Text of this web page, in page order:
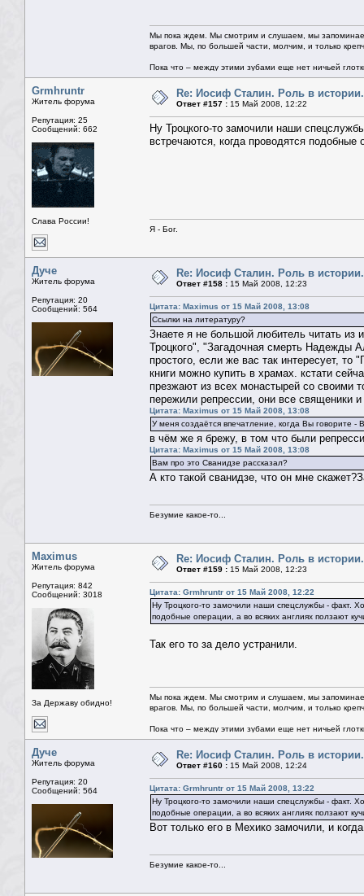
Мы пока ждем. Мы смотрим и слушаем, мы
врагов. Мы, по большей части, молчим, и только
Пока что – между этими зубами еще нет ничьей
Grmhruntr
Житель форума
Репутация: 25
Сообщений: 662
Слава России!
Re: Иосиф Сталин. Роль в истории.
Ответ #157 : 15 Май 2008, 12:22
Ну Троцкого-то замочили наши
встречаются, когда проводятся подобные
Я - Бог.
Дуче
Житель форума
Репутация: 20
Сообщений: 564
Re: Иосиф Сталин. Роль в истории.
Ответ #158 : 15 Май 2008, 12:23
Цитата: Maximus от 15 Май 2008, 13:08
Ссылки на литературу?
Знаете я не большой любитель читать из
Троцкого", "Загадочная смерть Надежды
простого, если же вас так интересует,
книги можно купить в храмах. кстати
презжают из всех монастырей со своими
пережили репрессии, они все священики
Цитата: Maximus от 15 Май 2008, 13:08
У меня создаётся впечатление, когда Вы говорите -
в чём же я брежу, в том что были
Цитата: Maximus от 15 Май 2008, 13:08
Вам про это Сванидзе рассказал?
А кто такой сванидзе, что он мне
Безумие какое-то...
Maximus
Житель форума
Репутация: 842
Сообщений: 3018
За Державу обидно!
Re: Иосиф Сталин. Роль в истории.
Ответ #159 : 15 Май 2008, 12:23
Цитата: Grmhruntr от 15 Май 2008, 12:22
Ну Троцкого-то замочили наши спецслужбы - факт.
подобные операции, а во всяких англиях ползают
Так его то за дело устранили.
Мы пока ждем. Мы смотрим и слушаем, мы
врагов. Мы, по большей части, молчим, и только
Пока что – между этими зубами еще нет ничьей
Дуче
Житель форума
Репутация: 20
Сообщений: 564
Re: Иосиф Сталин. Роль в истории.
Ответ #160 : 15 Май 2008, 12:24
Цитата: Grmhruntr от 15 Май 2008, 13:22
Ну Троцкого-то замочили наши спецслужбы - факт.
подобные операции, а во всяких англиях ползают
Вот только его в Мехико замочили, и
Безумие какое-то...